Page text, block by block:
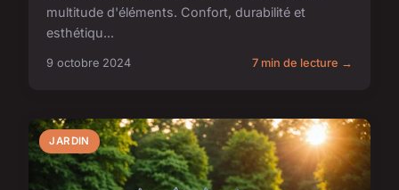
multitude d'éléments. Confort, durabilité et
esthétiqu...
9 octobre 2024 7 min de lecture →
JARDIN